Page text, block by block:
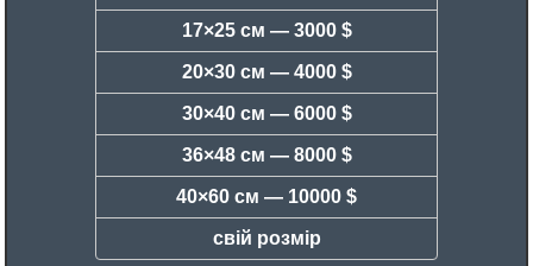
17×25 см — 3000 $
20×30 см — 4000 $
30×40 см — 6000 $
36×48 см — 8000 $
40×60 см — 10000 $
свій розмір